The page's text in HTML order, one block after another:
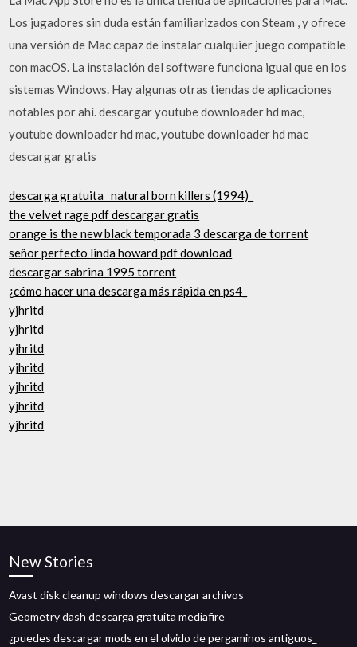
Los jugadores sin duda están familiarizados con Steam , y ofrece
una versión de Mac capaz de instalar cualquier juego compatible
con macOS. La instalación del software funciona igual que en los
sistemas Windows. Hay algunas otras tiendas de aplicaciones
notables por ahí. descargar youtube downloader hd mac,
youtube downloader hd mac, youtube downloader hd mac
descargar gratis
descarga gratuita _natural born killers (1994)_
the velvet rage pdf descargar gratis
orange is the new black temporada 3 descarga de torrent
señor perfecto linda howard pdf download
descargar sabrina 1995 torrent
¿cómo hacer una descarga más rápida en ps4_
yjhritd
yjhritd
yjhritd
yjhritd
yjhritd
yjhritd
yjhritd
New Stories
Avast disk cleanup windows descargar archivos
Geometry dash descarga gratuita mediafire
¿puedes descargar mods en el olvido de pergaminos antiguos_